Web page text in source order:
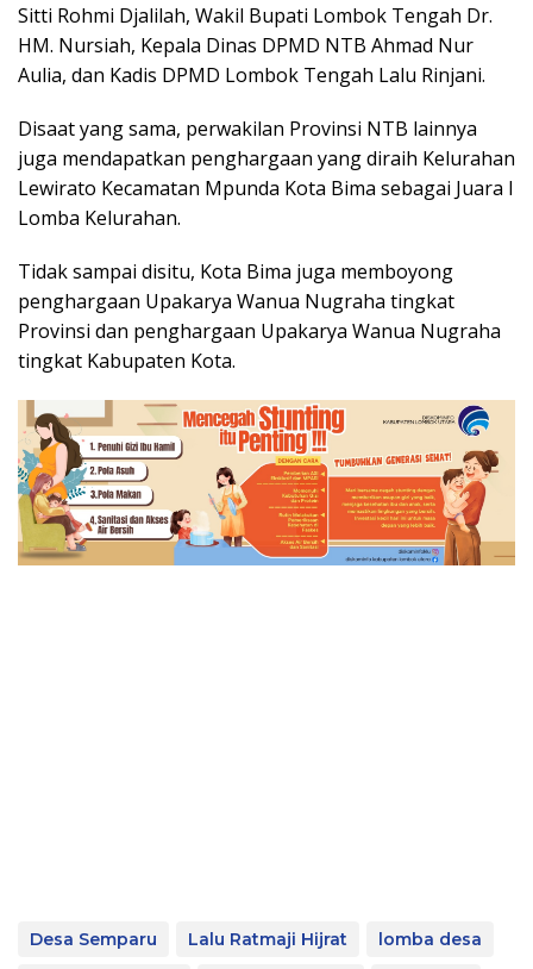
Sitti Rohmi Djalilah, Wakil Bupati Lombok Tengah Dr.
HM. Nursiah, Kepala Dinas DPMD NTB Ahmad Nur
Aulia, dan Kadis DPMD Lombok Tengah Lalu Rinjani.
Disaat yang sama, perwakilan Provinsi NTB lainnya
juga mendapatkan penghargaan yang diraih Kelurahan
Lewirato Kecamatan Mpunda Kota Bima sebagai Juara I
Lomba Kelurahan.
Tidak sampai disitu, Kota Bima juga memboyong
penghargaan Upakarya Wanua Nugraha tingkat
Provinsi dan penghargaan Upakarya Wanua Nugraha
tingkat Kabupaten Kota.
Desa Semparu Lalu Ratmaji Hijrat
lomba desa